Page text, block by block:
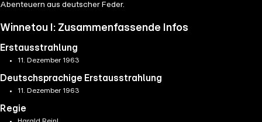
Abenteuern aus deutscher Feder.
Winnetou I: Zusammenfassende Infos
Erstausstrahlung
11. Dezember 1963
Deutschsprachige Erstausstrahlung
11. Dezember 1963
Regie